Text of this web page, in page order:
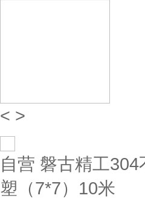
< >
自营 磐古精工
塑（7*7）10米